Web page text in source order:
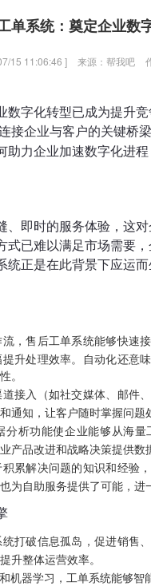
单系统：奠定企业数
15 11:06:46 ] 来源：帮我吧
数字化转型已成为提升
接企业与客户的关键桥
助力企业加速数字化进
、即时的服务体验，这
式已难以满足市场需要
统正是在此背景下应运
，售后工单系统能够快速
升处理效率。自动化还意
。
接入（如社交媒体、邮件、
通知，让客户随时掌握问题
分析功能使企业能够从海
产品改进和战略决策提供数
积累解决问题的知识和经验
为自助服务提供了可能，进
统打破信息孤岛，促进销售
升整体运营效率。
机器学习，工单系统能够